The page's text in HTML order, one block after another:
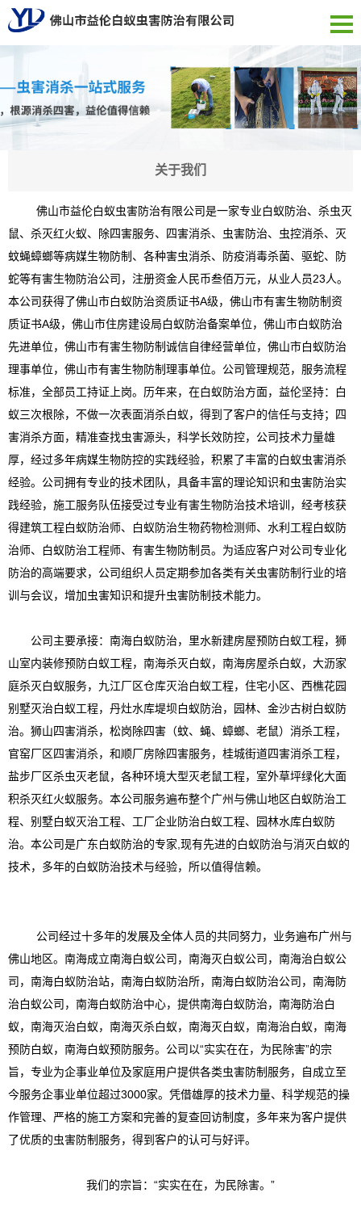
关于我们
佛山市益伦白蚁虫害防治有限公司是一家专业白蚁防治、杀虫灭
鼠、杀灭红火蚁、除四害服务、四害消杀、虫害防治、虫控消杀、灭
蚊蝇蟑螂等病媒生物防制、各种害虫消杀、防疫消毒杀菌、驱蛇、防
蛇等有害生物防治公司，注册资金人民币叁佰万元，从业人员23人。
本公司获得了佛山市白蚁防治资质证书A级，佛山市有害生物防制资
质证书A级，佛山市住房建设局白蚁防治备案单位，佛山市白蚁防治
先进单位，佛山市有害生物防制诚信自律经营单位，佛山市白蚁防治
理事单位，佛山市有害生物防制理事单位。公司管理规范，服务流程
标准，全部员工持证上岗。历年来，在白蚁防治方面，益伦坚持：白
蚁三次根除，不做一次表面消杀白蚁，得到了客户的信任与支持；四
害消杀方面，精准查找虫害源头，科学长效防控，公司技术力量雄
厚，经过多年病媒生物防控的实践经验，积累了丰富的白蚁虫害消杀
经验。公司拥有专业的技术团队，具备丰富的理论知识和虫害防治实
践经验，施工服务队伍接受过专业有害生物防治技术培训，经考核获
得建筑工程白蚁防治师、白蚁防治生物药物检测师、水利工程白蚁防
治师、白蚁防治工程师、有害生物防制员。为适应客户对公司专业化
防治的高端要求，公司组织人员定期参加各类有关虫害防制行业的培
训与会议，增加虫害知识和提升虫害防制技术能力。
公司主要承接：南海白蚁防治，里水新建房屋预防白蚁工程，狮
山室内装修预防白蚁工程，南海杀灭白蚁，南海房屋杀白蚁，大沥家
庭杀灭白蚁服务，九江厂区仓库灭治白蚁工程，住宅小区、西樵花园
别墅灭治白蚁工程，丹灶水库堤坝白蚁防治，园林、金沙古树白蚁防
治。狮山四害消杀，松岗除四害（蚊、蝇、蟑螂、老鼠）消杀工程，
官窑厂区四害消杀，和顺厂房除四害服务，桂城街道四害消杀工程，
盐步厂区杀虫灭老鼠，各种环境大型灭老鼠工程，室外草坪绿化大面
积杀灭红火蚁服务。本公司服务遍布整个广州与佛山地区白蚁防治工
程、别墅白蚁灭治工程、工厂企业防治白蚁工程、园林水库白蚁防
治。本公司是广东白蚁防治的专家 ,现有先进的白蚁防治与消灭白蚁的
技术，多年的白蚁防治技术与经验，所以值得信赖。
公司经过十多年的发展及全体人员的共同努力，业务遍布广州与
佛山地区。南海成立南海白蚁公司，南海灭白蚁公司，南海治白蚁公
司，南海白蚁防治站，南海白蚁防治所， 南海白蚁防治公司，南海防
治白蚁公司，南海白蚁防治中心，提供南海白蚁防治，南海防治白
蚁，南海灭治白蚁，南海灭杀白蚁，南海灭白蚁，南海治白蚁，南海
预防白蚁，南海白蚁预防服务。 公司以“实实在在，为民除害”的宗
旨，专业为企事业单位及家庭用户提供各类虫害防制服务，自成立至
今服务企事业单位超过3000家。凭借雄厚的技术力量、科学规范的操
作管理、严格的施工方案和完善的复查回访制度，多年来为客户提供
了优质的虫害防制服务，得到客户的认可与好评。
我们的宗旨： “实实在在，为民除害。”